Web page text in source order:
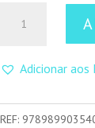
Têmpera
Ondas
Adicionar
REF: